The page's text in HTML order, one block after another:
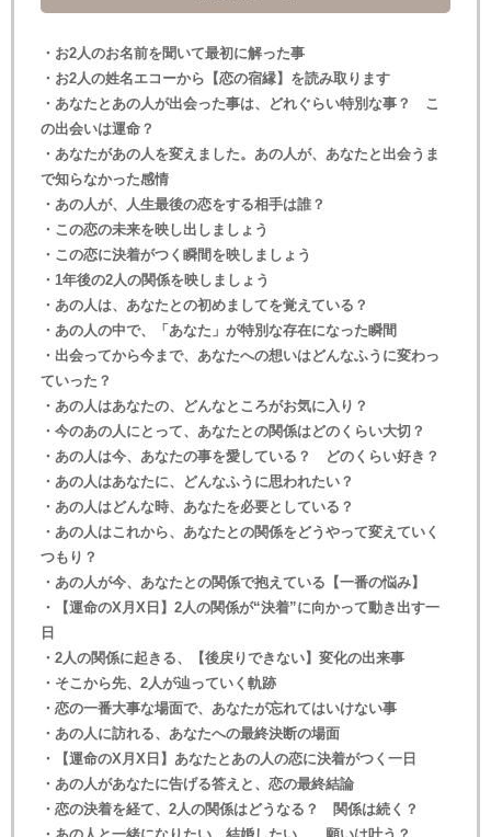
・お2人のお名前を聞いて最初に解った事
・お2人の姓名エコーから【恋の宿縁】を読み取ります
・あなたとあの人が出会った事は、どれぐらい特別な事？ こ
の出会いは運命？
・あなたがあの人を変えました。あの人が、あなたと出会うま
で知らなかった感情
・あの人が、人生最後の恋をする相手は誰？
・この恋の未来を映し出しましょう
・この恋に決着がつく瞬間を映しましょう
・1年後の2人の関係を映しましょう
・あの人は、あなたとの初めましてを覚えている？
・あの人の中で、「あなた」が特別な存在になった瞬間
・出会ってから今まで、あなたへの想いはどんなふうに変わっ
ていった？
・あの人はあなたの、どんなところがお気に入り？
・今のあの人にとって、あなたとの関係はどのくらい大切？
・あの人は今、あなたの事を愛している？ どのくらい好き？
・あの人はあなたに、どんなふうに思われたい？
・あの人はどんな時、あなたを必要としている？
・あの人はこれから、あなたとの関係をどうやって変えていく
つもり？
・あの人が今、あなたとの関係で抱えている【一番の悩み】
・【運命のX月X日】2人の関係が“決着”に向かって動き出す一
日
・2人の関係に起きる、【後戻りできない】変化の出来事
・そこから先、2人が辿っていく軌跡
・恋の一番大事な場面で、あなたが忘れてはいけない事
・あの人に訪れる、あなたへの最終決断の場面
・【運命のX月X日】あなたとあの人の恋に決着がつく一日
・あの人があなたに告げる答えと、恋の最終結論
・恋の決着を経て、2人の関係はどうなる？ 関係は続く？